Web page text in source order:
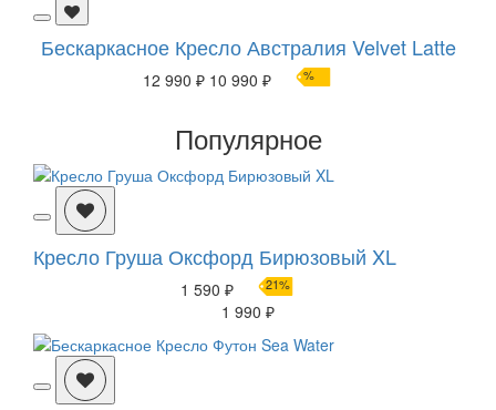
Бескаркасное Кресло Австралия Velvet Latte
12 990 ₽ 10 990 ₽ %
Популярное
Кресло Груша Оксфорд Бирюзовый XL
1 590 ₽ 21%
1 990 ₽